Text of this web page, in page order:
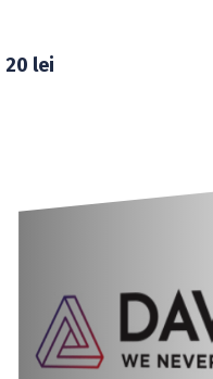
20 lei